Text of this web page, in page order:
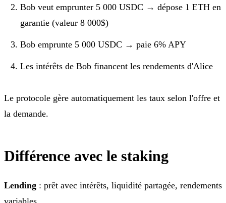
Bob veut emprunter 5 000 USDC → dépose 1 ETH en
garantie (valeur 8 000$)
Bob emprunte 5 000 USDC → paie 6% APY
Les intérêts de Bob financent les rendements d'Alice
Le protocole gère automatiquement les taux selon l'offre et
la demande.
Différence avec le staking
Lending : prêt avec intérêts, liquidité partagée, rendements
variables.